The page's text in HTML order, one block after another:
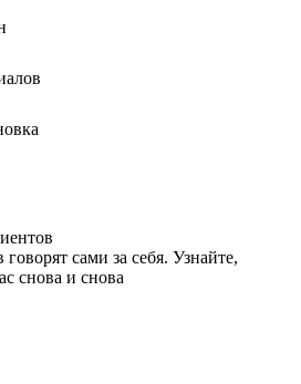
сами за себя. Узнайте,
снова и снова